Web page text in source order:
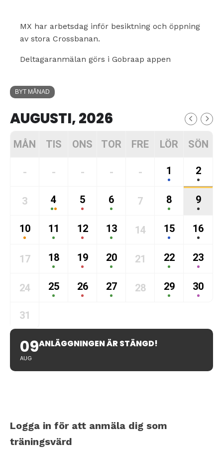
MX har arbetsdag inför besiktning och öppning
av stora Crossbanan.
Deltagaranmälan görs i Gobraap appen
BYT MÅNAD
AUGUSTI, 2026
MÅN TIS ONS TOR FRE LÖR SÖN
- - - - - 1 2
3 4 5 6 7 8 9
10 11 12 13 14 15 16
17 18 19 20 21 22 23
24 25 26 27 28 29 30
31
09
AUG
ANLÄGGNINGEN ÄR STÄNGD!
Logga in för att anmäla dig som
träningsvärd